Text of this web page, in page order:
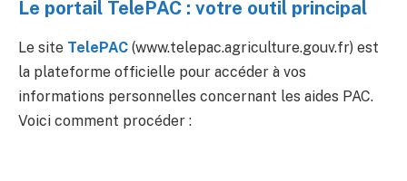
Le portail TelePAC : votre outil principal
Le site TelePAC (www.telepac.agriculture.gouv.fr) est
la plateforme officielle pour accéder à vos
informations personnelles concernant les aides PAC.
Voici comment procéder :